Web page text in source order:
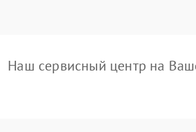
Наш сервисный центр на